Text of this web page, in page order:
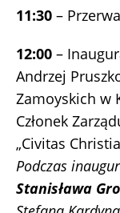
11:30 –
12:00 –
Andrzej
Zamoyskich w
Członek
„Civitas
Podczas
Stanisława